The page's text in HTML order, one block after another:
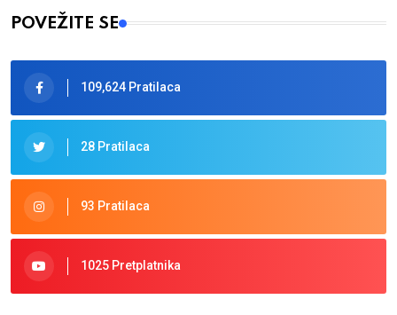
POVEŽITE SE
109,624 Pratilaca
28 Pratilaca
93 Pratilaca
1025 Pretplatnika